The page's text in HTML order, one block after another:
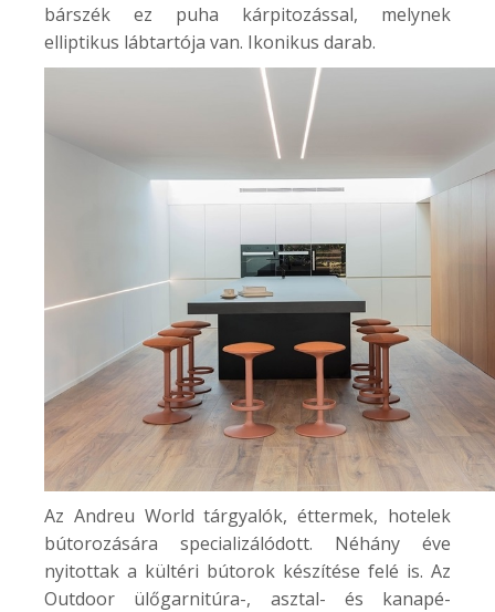
bárszék ez puha kárpitozással, melynek
elliptikus lábtartója van. Ikonikus darab.
Az Andreu World tárgyalók, éttermek, hotelek
bútorozására specializálódott. Néhány éve
nyitottak a kültéri bútorok készítése felé is. Az
Outdoor ülőgarnitúra-, asztal- és kanapé-